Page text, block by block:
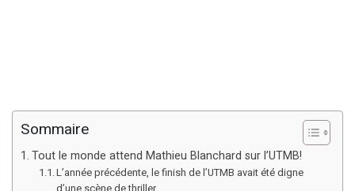
Sommaire
Tout le monde attend Mathieu Blanchard sur l’UTMB!
L’année précédente, le finish de l’UTMB avait été digne